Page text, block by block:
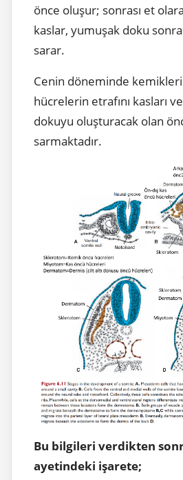
önce oluşur; sonrası et
kaslar, yumuşak doku
sarar.
Cenin döneminde
hücrelerin etrafını kasları
dokuyu oluşturacak olan
sarmaktadır.
Bu bilgileri verdikten
ayetindeki işarete;